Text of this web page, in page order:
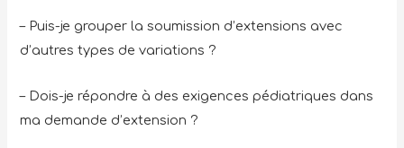
– Puis-je grouper la soumission d’extensions avec
d’autres types de variations ?
– Dois-je répondre à des exigences pédiatriques dans
ma demande d’extension ?